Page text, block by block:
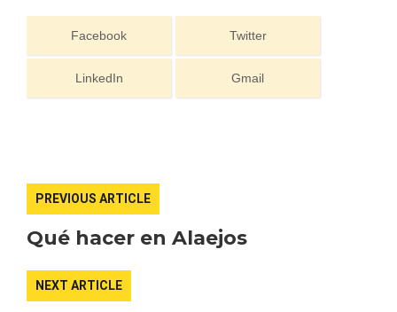
Facebook Twitter
LinkedIn Gmail
PREVIOUS ARTICLE
Qué hacer en Alaejos
NEXT ARTICLE